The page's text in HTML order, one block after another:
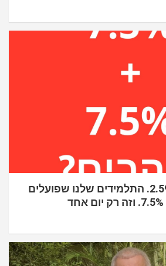
הנאסד"ק עלה 2.59%. התלמידים שלנו שפועלים